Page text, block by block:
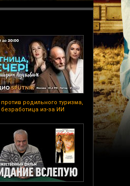
родильного туризма,
безработица из-за ИИ